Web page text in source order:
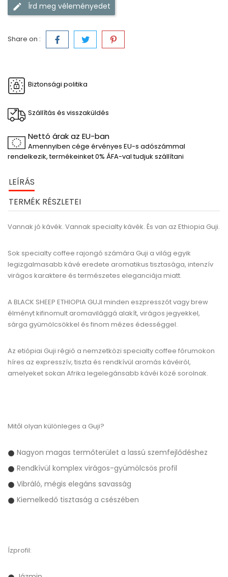
Írd meg véleményedet
Share on :
Biztonsági politika
Szállítás és visszaküldés
Nettó árak az EU-ban
Amennyiben cége érvényes EU-s adószámmal
rendelkezik, termékeinket 0% ÁFA-val tudjuk szállítani
LEÍRÁS
TERMÉK RÉSZLETEI
Vannak jó kávék. Vannak specialty kávék. És van az Ethiopia Guji.
Sok specialty coffee rajongó számára Guji a világ egyik
legizgalmasabb kávé eredete aromatikus tisztasága, intenzív
virágos karaktere és természetes eleganciája miatt.
A BLACK SHEEP ETHIOPIA GUJI minden eszpresszót vagy brew
élményt kifinomult aromavilággá alakít, virágos jegyekkel,
sárga gyümölcsökkel és finom mézes édességgel.
Az etiópiai Guji régió a nemzetközi specialty coffee fórumokon
híres az expresszív, tiszta és rendkívül aromás kávéiról,
amelyeket sokan Afrika legelegánsabb kávéi közé sorolnak.
Mitől olyan különleges a Guji?
Nagyon magas termőterület a lassú szemfejlődéshez
Rendkívül komplex virágos-gyümölcsös profil
Vibráló, mégis elegáns savasság
Kiemelkedő tisztaság a csészében
Ízprofil: